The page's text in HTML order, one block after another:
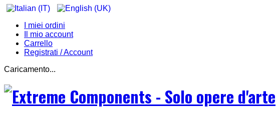
I miei ordini
Il mio account
Carrello
Registrati / Account
Caricamento...